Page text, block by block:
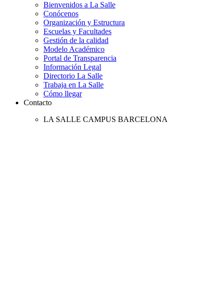
Bienvenidos a La Salle
Conócenos
Organización y Estructura
Escuelas y Facultades
Gestión de la calidad
Modelo Académico
Portal de Transparencia
Información Legal
Directorio La Salle
Trabaja en La Salle
Cómo llegar
Contacto
LA SALLE CAMPUS BARCELONA